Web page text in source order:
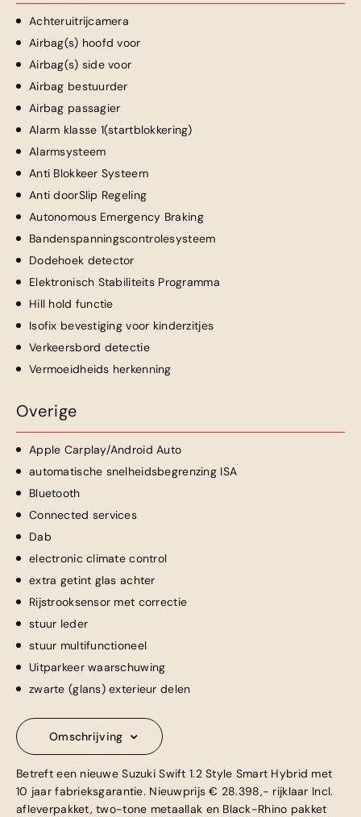
Achteruitrijcamera
Airbag(s) hoofd voor
Airbag(s) side voor
Airbag bestuurder
Airbag passagier
Alarm klasse 1(startblokkering)
Alarmsysteem
Anti Blokkeer Systeem
Anti doorSlip Regeling
Autonomous Emergency Braking
Bandenspanningscontrolesysteem
Dodehoek detector
Elektronisch Stabiliteits Programma
Hill hold functie
Isofix bevestiging voor kinderzitjes
Verkeersbord detectie
Vermoeidheids herkenning
Overige
Apple Carplay/Android Auto
automatische snelheidsbegrenzing ISA
Bluetooth
Connected services
Dab
electronic climate control
extra getint glas achter
Rijstrooksensor met correctie
stuur leder
stuur multifunctioneel
Uitparkeer waarschuwing
zwarte (glans) exterieur delen
Omschrijving
Betreft een nieuwe Suzuki Swift 1.2 Style Smart Hybrid met
10 jaar fabrieksgarantie. Nieuwprijs € 28.398,- rijklaar Incl.
afleverpakket, two-tone metaallak en Black-Rhino pakket